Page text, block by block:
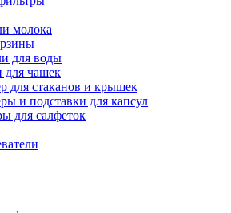
молока
для воды
для чашек
для стаканов и крышек
и подставки для капсул
для салфеток